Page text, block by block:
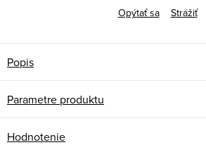
Opýtať sa
Strážiť
Popis
Parametre produktu
Hodnotenie